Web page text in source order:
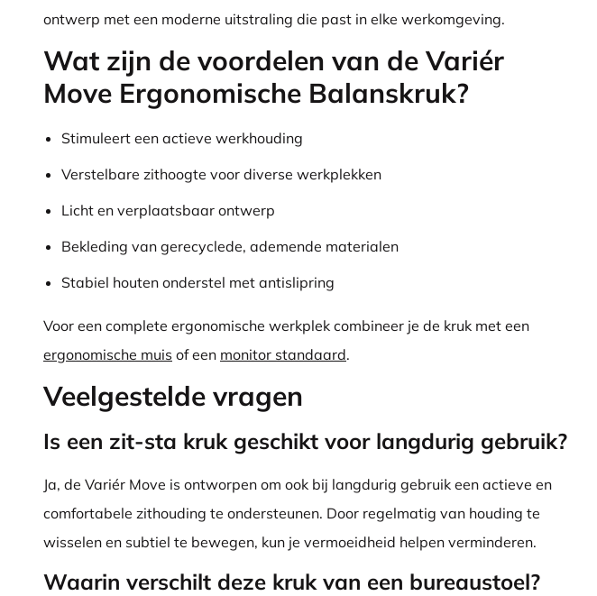
ontwerp met een moderne uitstraling die past in elke werkomgeving.
Wat zijn de voordelen van de Variér
Move Ergonomische Balanskruk?
Stimuleert een actieve werkhouding
Verstelbare zithoogte voor diverse werkplekken
Licht en verplaatsbaar ontwerp
Bekleding van gerecyclede, ademende materialen
Stabiel houten onderstel met antislipring
Voor een complete ergonomische werkplek combineer je de kruk met een
ergonomische muis of een monitor standaard.
Veelgestelde vragen
Is een zit-sta kruk geschikt voor langdurig gebruik?
Ja, de Variér Move is ontworpen om ook bij langdurig gebruik een actieve en
comfortabele zithouding te ondersteunen. Door regelmatig van houding te
wisselen en subtiel te bewegen, kun je vermoeidheid helpen verminderen.
Waarin verschilt deze kruk van een bureaustoel?